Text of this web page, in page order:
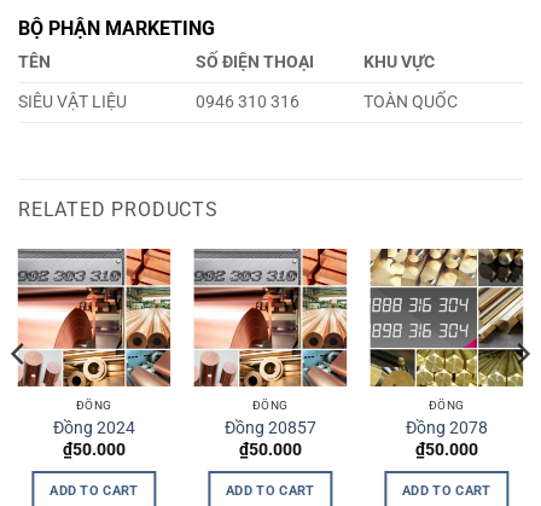
BỘ PHẬN MARKETING
TÊN SỐ ĐIỆN THOẠI
KHU VỰC
SIÊU VẬT LIỆU
0946 310 316 TOÀN QUỐC
RELATED PRODUCTS
ĐỒNG
Đồng 2024
₫50.000
ADD TO CART
ĐỒNG
Đồng 20857
₫50.000
ADD TO CART
ĐỒNG
Đồng 2078
₫50.000
ADD TO CART